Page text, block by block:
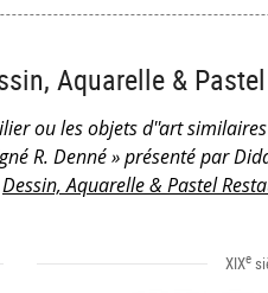
Aquarelle &
ou les objets d''art
R. Denné » présenté par
Dessin, Aquarelle & Pastel
XIXe